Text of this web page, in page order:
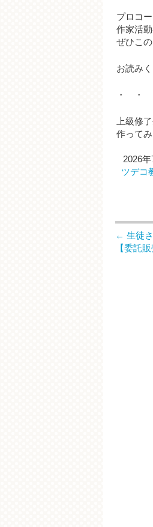
プロコ
作家活
ぜひこ
お読み
・ ・
上級修
作って
2026年
ツデコ
← 生徒
【委託